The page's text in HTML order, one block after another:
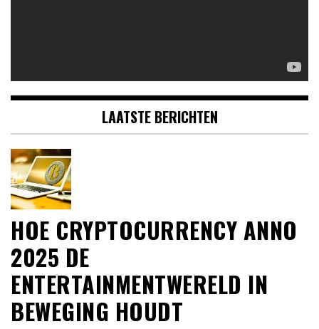
LAATSTE BERICHTEN
HOE CRYPTOCURRENCY ANNO
2025 DE
ENTERTAINMENTWERELD IN
BEWEGING HOUDT